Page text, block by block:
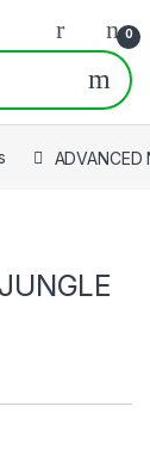
0
ADVANCED